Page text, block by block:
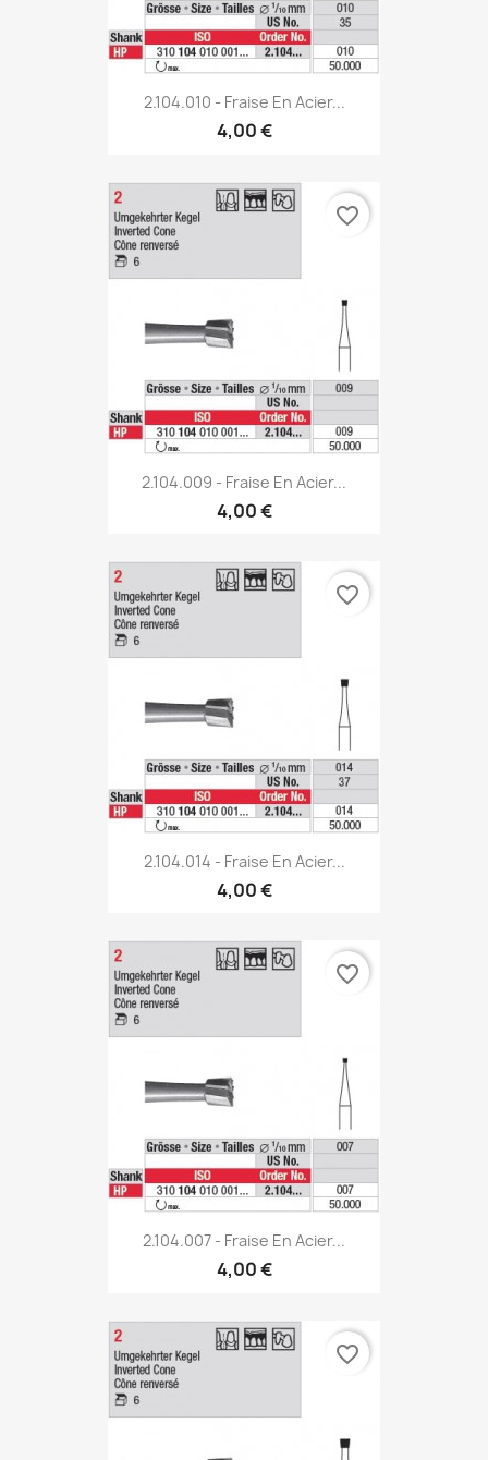
2.104.010 - Fraise En Acier...
4,00 €
2.104.009 - Fraise En Acier...
4,00 €
favorite_border
2.104.014 - Fraise En Acier...
4,00 €
favorite_border
2.104.007 - Fraise En Acier...
4,00 €
favorite_border
favorite_border